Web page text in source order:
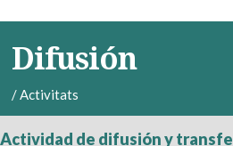
Difusión
/Activitats
Actividad de difusión y